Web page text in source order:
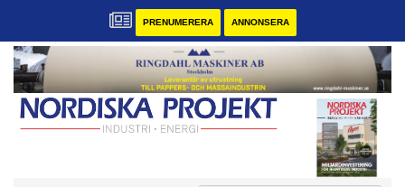
PRENUMERERA ANNONSERA